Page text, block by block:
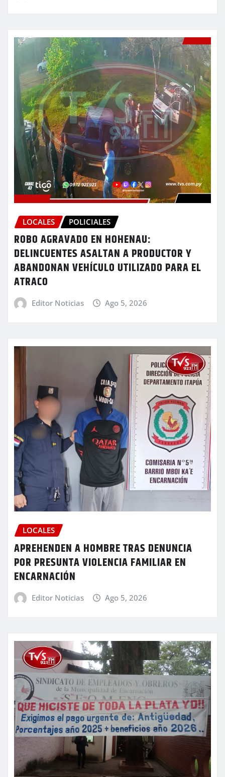
LOCALES POLICIALES
ROBO AGRAVADO EN HOHENAU:
DELINCUENTES ASALTAN A PRODUCTOR Y
ABANDONAN VEHÍCULO UTILIZADO PARA EL
ATRACO
Editor Noticias Ago 5, 2026
LOCALES
APREHENDEN A HOMBRE TRAS DENUNCIA
POR PRESUNTA VIOLENCIA FAMILIAR EN
ENCARNACIÓN
Editor Noticias Ago 5, 2026